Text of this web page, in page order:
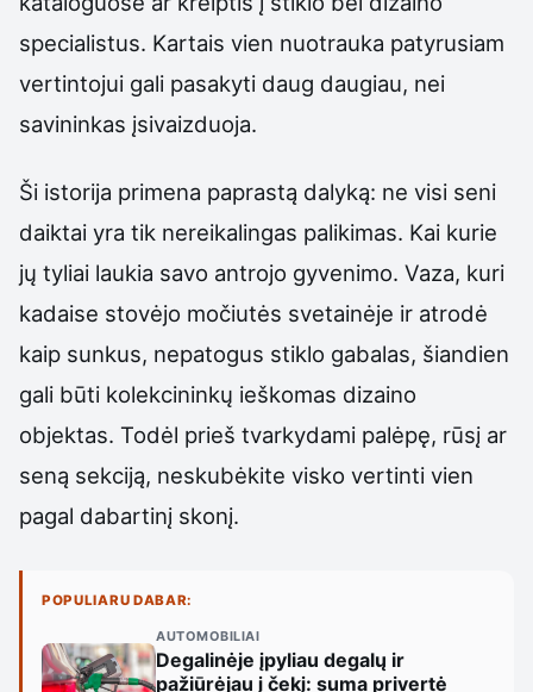
specialistus. Kartais vien nuotrauka patyrusiam
vertintojui gali pasakyti daug daugiau, nei
savininkas įsivaizduoja.
Ši istorija primena paprastą dalyką: ne visi seni
daiktai yra tik nereikalingas palikimas. Kai kurie
jų tyliai laukia savo antrojo gyvenimo. Vaza, kuri
kadaise stovėjo močiutės svetainėje ir atrodė
kaip sunkus, nepatogus stiklo gabalas, šiandien
gali būti kolekcininkų ieškomas dizaino
objektas. Todėl prieš tvarkydami palėpę, rūsį ar
seną sekciją, neskubėkite visko vertinti vien
pagal dabartinį skonį.
POPULIARU DABAR:
AUTOMOBILIAI
Degalinėje įpyliau degalų ir
pažiūrėjau į čekį: suma privertė